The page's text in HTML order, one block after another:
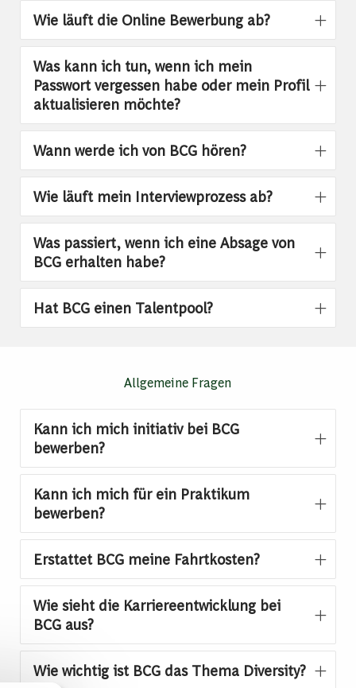
Wie läuft die Online Bewerbung ab?
Was kann ich tun, wenn ich mein
Passwort vergessen habe oder mein Profil
aktualisieren möchte?​​​​​​​
Wann werde ich von BCG hören?
Wie läuft mein Interviewprozess ab?
Was passiert, wenn ich eine Absage von
BCG erhalten habe?​​​​​​​
Hat BCG einen Talentpool?
Allgemeine Fragen
Kann ich mich initiativ bei BCG
bewerben?
Kann ich mich für ein Praktikum
bewerben?
Erstattet BCG meine Fahrtkosten?
Wie sieht die Karriereentwicklung bei
BCG aus?
Wie wichtig ist BCG das Thema Diversity?